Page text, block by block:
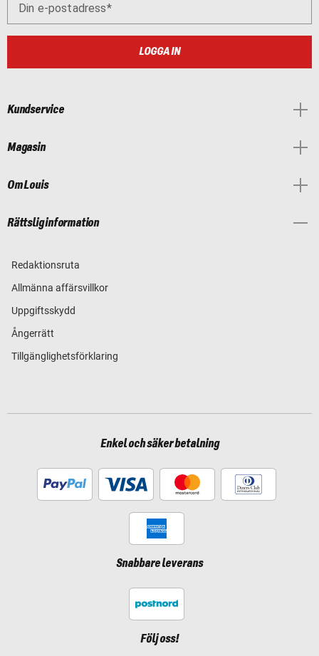
Din e-postadress
LOGGA IN
Kundservice
Magasin
Om Louis
Rättslig information
Redaktionsruta
Allmänna affärsvillkor
Uppgiftsskydd
Ångerrätt
Tillgänglighetsförklaring
Enkel och säker betalning
Snabbare leverans
Följ oss!